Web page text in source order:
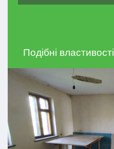
Подібні властивості